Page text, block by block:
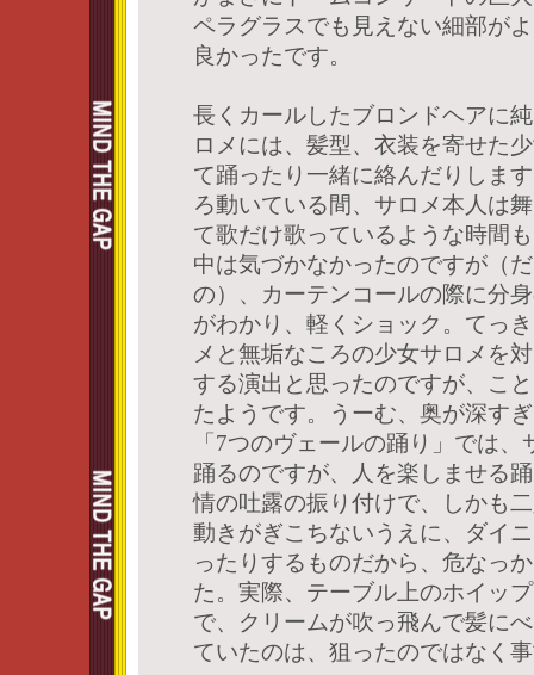
ペラグラスでも見えない細部が
良かったです。
長くカールしたブロンドヘアに
ロメには、髪型、衣装を寄せた
て踊ったり一緒に絡んだりしま
ろ動いている間、サロメ本人は
て歌だけ歌っているような時間
中は気づかなかったのですが（
の）、カーテンコールの際に分
がわかり、軽くショック。てっ
メと無垢なころの少女サロメを
する演出と思ったのですが、こ
たようです。うーむ、奥が深す
「7つのヴェールの踊り」では
踊るのですが、人を楽しませる
情の吐露の振り付けで、しかも
動きがぎこちないうえに、ダイ
ったりするものだから、危なっ
た。実際、テーブル上のホイッ
で、クリームが吹っ飛んで髪に
ていたのは、狙ったのではなく